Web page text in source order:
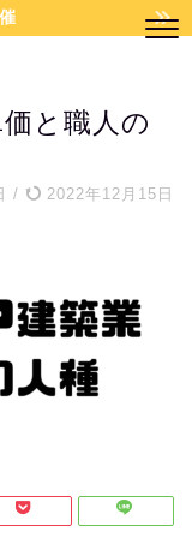
と職人の
/ 2022年12月15日